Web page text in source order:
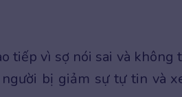
tiếp vì sợ nói sai và không
bị giảm sự tự tin và